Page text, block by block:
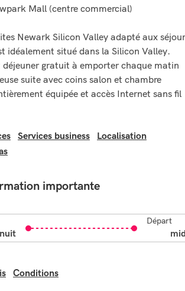
Mall (centre commercial)
Newark Silicon Valley adapté aux
idéalement situé dans la Silicon Valley.
déjeuner gratuit à emporter chaque matin
suite avec coins salon et chambre
équipée et accès Internet sans fil
Services business
Localisation
importante
Départ
Conditions